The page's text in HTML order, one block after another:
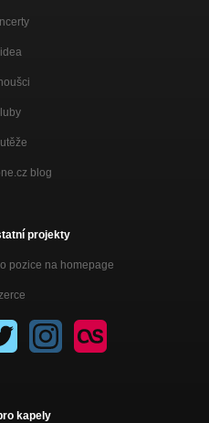
blog
projekty
pozice na homepage
kapely